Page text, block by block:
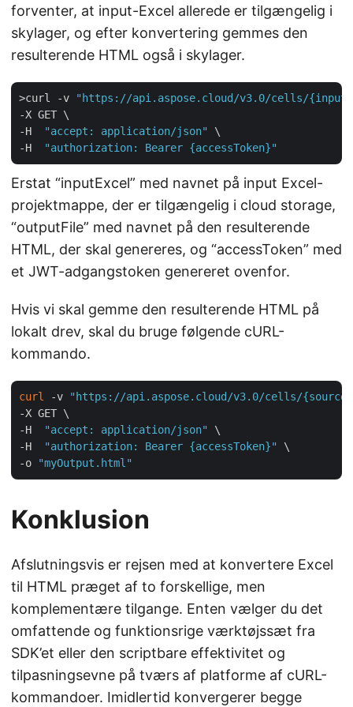
forventer, at input-Excel allerede er tilgængelig i
skylager, og efter konvertering gemmes den
resulterende HTML også i skylager.
>curl -v
"https://api.aspose.cloud/v3.0/cells/
-X GET \
-H
"accept: application/json"
\
-H
"authorization: Bearer {accessToken}"
Erstat “inputExcel” med navnet på input Excel-
projektmappe, der er tilgængelig i cloud storage,
“outputFile” med navnet på den resulterende
HTML, der skal genereres, og “accessToken” med
et JWT-adgangstoken genereret ovenfor.
Hvis vi skal gemme den resulterende HTML på
lokalt drev, skal du bruge følgende cURL-
kommando.
curl -v
"https://api.aspose.cloud/v3.0/cells/
-X GET \
-H
"accept: application/json"
\
-H
"authorization: Bearer {accessToken}"
\
-o
"myOutput.html"
Konklusion
Afslutningsvis er rejsen med at konvertere Excel
til HTML præget af to forskellige, men
komplementære tilgange. Enten vælger du det
omfattende og funktionsrige værktøjssæt fra
SDK’et eller den scriptbare effektivitet og
tilpasningsevne på tværs af platforme af cURL-
kommandoer. Imidlertid konvergerer begge